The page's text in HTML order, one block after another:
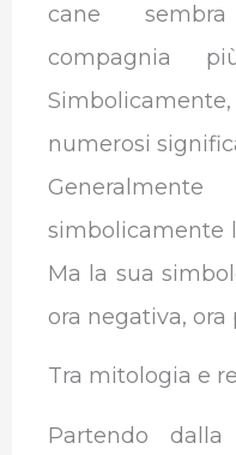
cane sembra
compagnia
numerosi
simbolicamente
Ma la sua
ora negativa, ora
Tra mitologia e
Partendo